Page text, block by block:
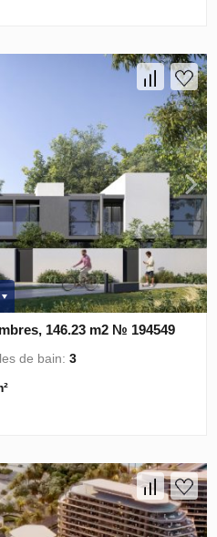
146.23 m2 № 194549
de bain:3